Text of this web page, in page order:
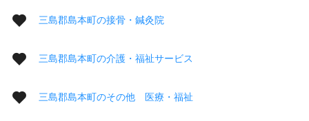
三島郡島本町の接骨・鍼灸院
三島郡島本町の介護・福祉サービス
三島郡島本町のその他 医療・福祉